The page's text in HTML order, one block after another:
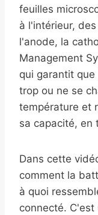
feuilles
à l'intérieur,
l'anode, la
Management
qui garantit
trop ou ne se
température et
sa capacité, en
Dans cette
comment la
à quoi
connecté.